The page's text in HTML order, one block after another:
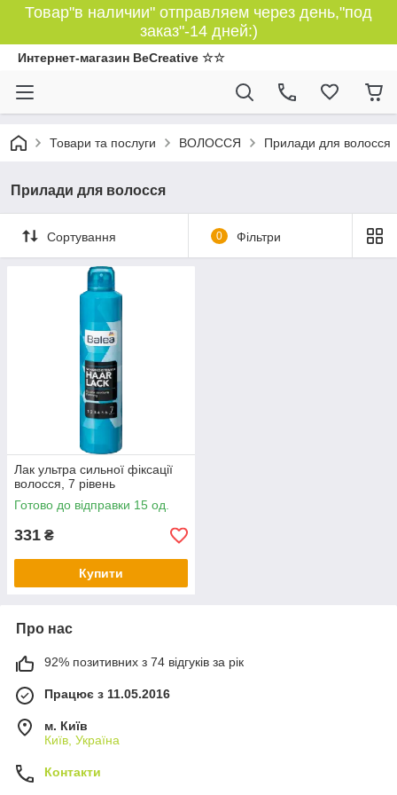
Товар"в наличии" отправляем через день,"под
заказ"-14 дней:)
Интернет-магазин BeCreative ☆☆
Товари та послуги ВОЛОССЯ Прилади для волосся
Прилади для волосся
Сортування 0 Фільтри
Лак ультра сильної фіксації
волосся, 7 рівень
Готово до відправки 15 од.
331 ₴
Купити
Про нас
92% позитивних з 74 відгуків за рік
Працює з 11.05.2016
м. Київ
Київ, Україна
Контакти